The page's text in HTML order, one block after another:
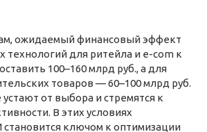
ожидаемый финансовый эффект
технологий для ритейла и e-com к
100–160 млрд руб., а для
товаров — 60–100 млрд руб.
от выбора и стремятся к
В этих условиях
ключом к оптимизации